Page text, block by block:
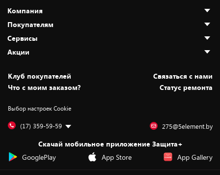
Компания
О нас
Адреса магазинов
Новости
Статьи и обзоры
Вакансии
Дай пять добру!
Покупателям
Как сделать заказ
Оплата и доставка
Безналичный расчёт
Обмен и возврат товара
Обработка персональных данных
Подарочные карты
Сервисы
Установка техники
Для игровых консолей
Для мобильных устройств
Для компьютеров
Сервисные центры
Акции
Скидки и промокоды
Белорусские товары
Бонусы
Оплата частями
Новинки
Клуб покупателей
Cвязаться с нами
Что с моим заказом?
Статус ремонта
Выбор настроек Cookie
(17) 359-59-59 275@5element.by
Скачай мобильное приложение Защита+
GooglePlay
App Store App Gallery